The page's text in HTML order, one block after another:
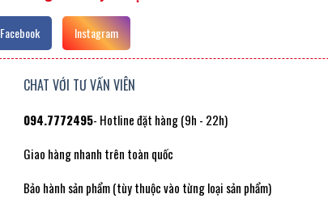
Facebook Instagram
CHAT VỚI TƯ VẤN VIÊN
094.7772495- Hotline đặt hàng (9h - 22h)
Giao hàng nhanh trên toàn quốc
Bảo hành sản phẩm (tùy thuộc vào từng loại sản phẩm)